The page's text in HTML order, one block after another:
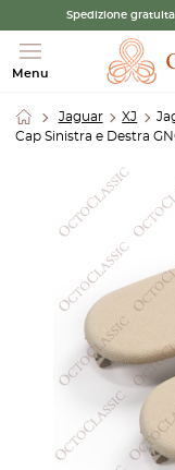
Spedizione
Menu
Jaguar XJ
Cap Sinistra e Destra